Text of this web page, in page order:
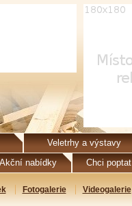
Veletrhy a výstavy
nabídky Chci poptat
Fotogalerie Videogalerie